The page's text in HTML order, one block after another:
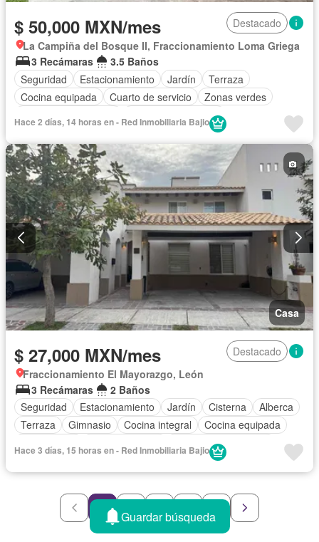
$ 50,000 MXN/mes
Destacado
La Campiña del Bosque II, Fraccionamiento Loma Griega
3 Recámaras
3.5 Baños
Seguridad
Estacionamiento Jardín
Terraza
Cocina equipada
Cuarto de servicio
Zonas verdes
Caseta de vigilancia
Sin amueblar
Hace 2 días, 14 horas en - Red Inmobiliaria Bajio
Casa
$ 27,000 MXN/mes
Destacado
Fraccionamiento El Mayorazgo, León
3 Recámaras
2 Baños
Seguridad
Estacionamiento Jardín Cisterna
Alberca
Terraza
Gimnasio Cocina integral
Cocina equipada
Recámara con closet
Cuarto de Limpieza
Completamente amueblado
Hace 3 días, 15 horas en - Red Inmobiliaria Bajio
Guardar búsqueda